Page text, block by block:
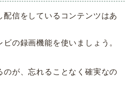
配信をしているコンテンツはあ
の録画機能を使いましょう。
のが、忘れることなく確実なの